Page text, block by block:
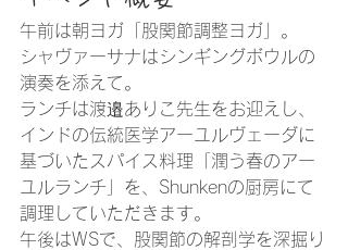
午前は朝ヨガ「股関節調整ヨガ」。
シャヴァーサナはシンギングボウルの
演奏を添えて。
ランチは渡邉ありこ先生をお迎えし、
インドの伝統医学アーユルヴェーダに
基づいたスパイス料理「潤う春のアー
ユルランチ」を、Shunkenの厨房にて
調理していただきます。
午後はWSで、股関節の解剖学を深掘り